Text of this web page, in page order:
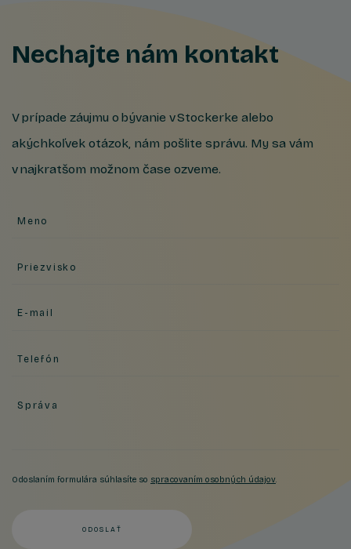
Nechajte nám kontakt
V prípade záujmu o bývanie v Stockerke alebo
akýchkoľvek otázok, nám pošlite správu. My sa vám
v najkratšom možnom čase ozveme.
Meno
Priezvisko
E-mail
Telefón
Správa
Odoslaním formulára súhlasíte so spracovaním osobných údajov.
ODOSLAŤ